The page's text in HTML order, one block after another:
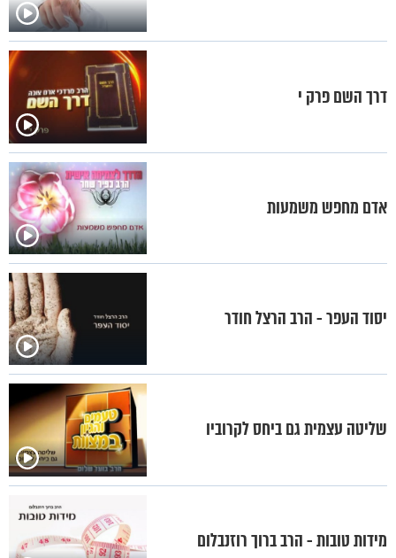
דרך השם פרק י
אדם מחפש משמעות
יסוד העפר - הרב הרצל חודר
שליטה עצמית גם ביחס לקרוביו
מידות טובות - הרב ברוך רוזנבלום